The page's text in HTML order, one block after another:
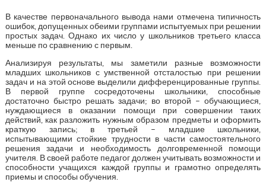
В качестве первоначального вывода нами отмечена типичность
ошибок, допущенных обеими группами испытуемых при решении
простых задач. Однако их число у школьников третьего класса
меньше по сравнению с первым.
Анализируя результаты, мы заметили разные возможности
младших школьников с умственной отсталостью при решении
задач и на этой основе выделили дифференцированные группы.
В первой группе сосредоточены школьники, способные
достаточно быстро решать задачи; во второй – обучающиеся,
нуждающиеся в оказании помощи при совершении таких
действий, как разложить нужным образом предметы и оформить
краткую запись; в третьей – младшие школьники,
испытывающими стойкие трудности в части самостоятельного
решения задачи и необходимость долговременной помощи
учителя. В своей работе педагог должен учитывать возможности и
способности учащихся каждой группы и грамотно определять
приемы и способы обучения.